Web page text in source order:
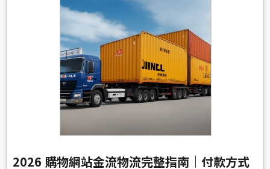
2026 購物網站金流物流完整指南｜付款方式